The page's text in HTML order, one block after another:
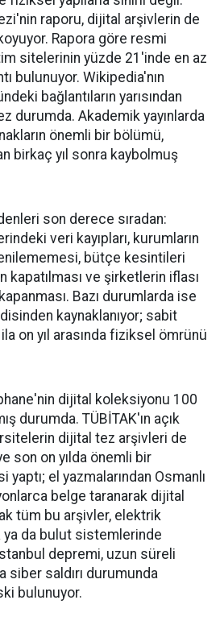
raporu, dijital arşivlerin de
Rapora göre resmi
sitelerinin yüzde 21'inde en az
bulunuyor. Wikipedia'nın
bağlantıların yarısından
durumda. Akademik yayınlarda
önemli bir bölümü,
birkaç yıl sonra kaybolmuş
son derece sıradan:
veri kayıpları, kurumların
bütçe kesintileri
kapatılması ve şirketlerin iflası
Bazı durumlarda ise
kaynaklanıyor; sabit
on yıl arasında fiziksel ömrünü
dijital koleksiyonu 100
durumda. TÜBİTAK'ın açık
dijital tez arşivleri de
son on yılda önemli bir
el yazmalarından Osmanlı
belge taranarak dijital
tüm bu arşivler, elektrik
da bulut sistemlerinde
depremi, uzun süreli
saldırı durumunda
bulunuyor.